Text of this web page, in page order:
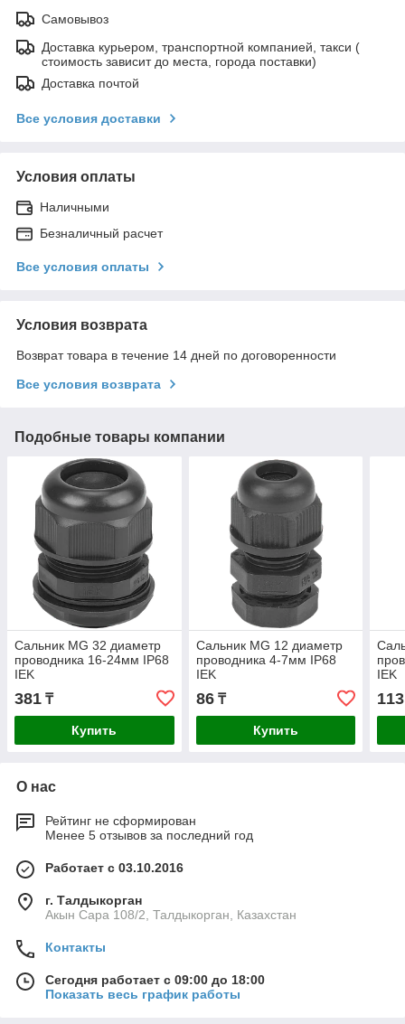
Самовывоз
Доставка курьером, транспортной компанией, такси (
стоимость зависит до места, города поставки)
Доставка почтой
Все условия доставки
Условия оплаты
Наличными
Безналичный расчет
Все условия оплаты
Условия возврата
Возврат товара в течение 14 дней по договоренности
Все условия возврата
Подобные товары компании
Сальник MG 32 диаметр
проводника 16-24мм IP68
IEK
381 ₸
Купить
Сальник MG 12 диаметр
проводника 4-7мм IP68
IEK
86₸
Купить
IEK
113
О нас
Рейтинг не сформирован
Менее 5 отзывов за последний год
Работает с 03.10.2016
г. Талдыкорган
Акын Сара 108/2, Талдыкорган, Казахстан
Контакты
Сегодня работает с 09:00 до 18:00
Показать весь график работы